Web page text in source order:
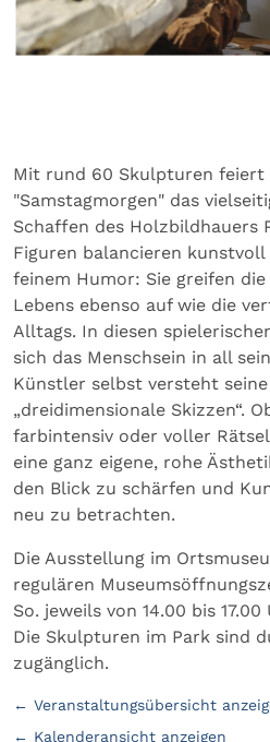
Mit rund 60 Skulpturen feiert
"Samstagmorgen" das
Schaffen des Holzbildhauers
Figuren balancieren
feinem Humor: Sie greifen die
Lebens ebenso auf wie die
Alltags. In diesen
sich das Menschsein in all
Künstler selbst versteht
„dreidimensionale Skizzen“.
farbintensiv oder voller
eine ganz eigene, rohe
den Blick zu schärfen und
neu zu betrachten.
Die Ausstellung im
regulären
So. jeweils von 14.00 bis
Die Skulpturen im Park sind
zugänglich.
← Veranstaltungsübersicht
← Kalenderansicht anzeigen